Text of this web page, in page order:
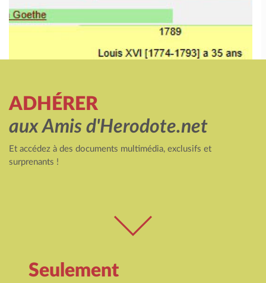
ADHÉRER
aux Amis d'Herodote.net
Et accédez à des documents multimédia, exclusifs et
surprenants !
Seulement